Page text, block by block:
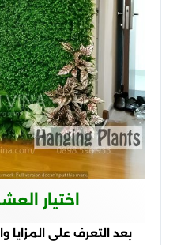
اختيار
بعد التعرف على المزايا